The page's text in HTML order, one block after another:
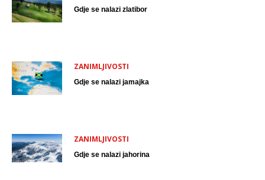
Gdje se nalazi zlatibor
ZANIMLJIVOSTI
Gdje se nalazi jamajka
ZANIMLJIVOSTI
Gdje se nalazi jahorina